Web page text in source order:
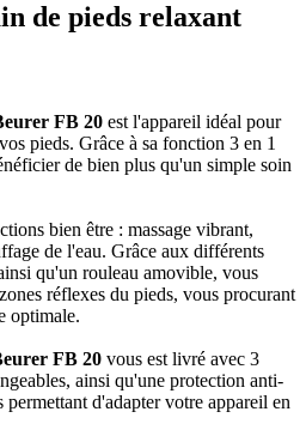
de pieds relaxant
FB 20 est l'appareil idéal pour
pieds. Grâce à sa fonction 3 en 1
de bien plus qu'un simple soin
bien être : massage vibrant,
de l'eau. Grâce aux différents
qu'un rouleau amovible, vous
réflexes du pieds, vous procurant
optimale.
FB 20 vous est livré avec 3
ainsi qu'une protection anti-
d'adapter votre appareil en